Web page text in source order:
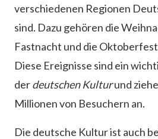
verschiedenen Regionen
sind. Dazu gehören die
Fastnacht und die
Diese Ereignisse sind ein
derdeutschen Kulturund
Millionen von Besuchern an.
Die deutsche Kultur ist auch